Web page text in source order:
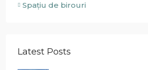
Spațiu de birouri
Latest Posts